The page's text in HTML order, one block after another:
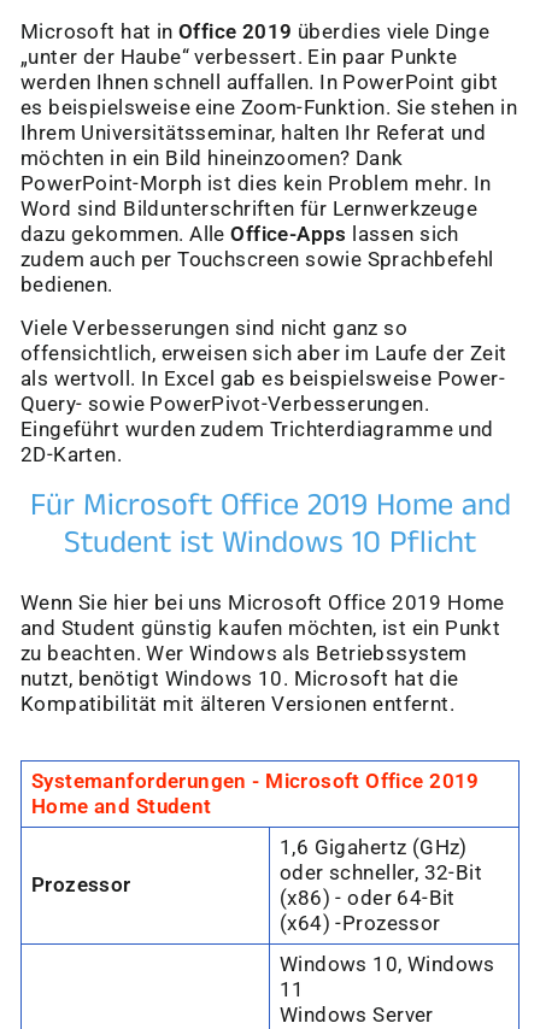
Microsoft hat inOffice 2019 überdies viele Dinge
„unter der Haube“ verbessert. Ein paar Punkte
werden Ihnen schnell auffallen. In PowerPoint gibt
es beispielsweise eine Zoom-Funktion. Sie stehen in
Ihrem Universitätsseminar, halten Ihr Referat und
möchten in ein Bild hineinzoomen? Dank
PowerPoint-Morph ist dies kein Problem mehr. In
Word sind Bildunterschriften für Lernwerkzeuge
dazu gekommen. AlleOffice-Apps lassen sich
zudem auch per Touchscreen sowie Sprachbefehl
bedienen.
Viele Verbesserungen sind nicht ganz so
offensichtlich, erweisen sich aber im Laufe der Zeit
als wertvoll. In Excel gab es beispielsweise Power-
Query- sowie PowerPivot-Verbesserungen.
Eingeführt wurden zudem Trichterdiagramme und
2D-Karten.
Für Microsoft Office 2019 Home and
Student ist Windows 10 Pflicht
Wenn Sie hier bei uns Microsoft Office 2019 Home
and Student günstig kaufen möchten, ist ein Punkt
zu beachten. Wer Windows als Betriebssystem
nutzt, benötigt Windows 10. Microsoft hat die
Kompatibilität mit älteren Versionen entfernt.
Systemanforderungen - Microsoft Office 2019
Home and Student
Prozessor
1,6 Gigahertz (GHz)
oder schneller, 32-Bit
(x86) - oder 64-Bit
(x64) -Prozessor
Windows 10, Windows
11
Windows Server